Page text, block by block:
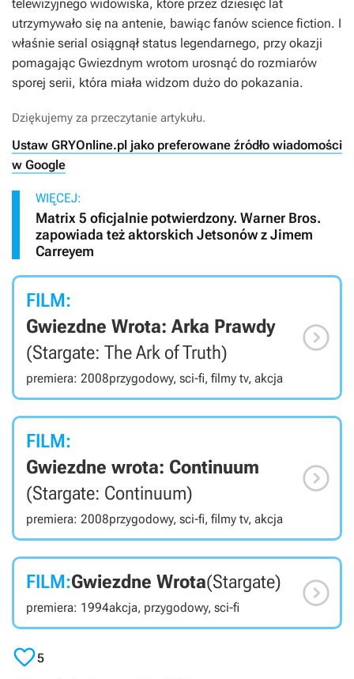
telewizyjnego widowiska, które przez dziesięć lat
utrzymywało się na antenie, bawiąc fanów science fiction. I
właśnie serial osiągnął status legendarnego, przy okazji
pomagając Gwiezdnym wrotom urosnąć do rozmiarów
sporej serii, która miała widzom dużo do pokazania.
Dziękujemy za przeczytanie artykułu.
Ustaw GRYOnline.pl jako preferowane źródło wiadomości
w Google
WIĘCEJ:
Matrix 5 oficjalnie potwierdzony. Warner Bros.
zapowiada też aktorskich Jetsonów z Jimem
Carreyem
FILM:
Gwiezdne Wrota: Arka Prawdy
(Stargate: The Ark of Truth)
premiera: 2008przygodowy, sci-fi, filmy tv, akcja

FILM:
Gwiezdne wrota: Continuum
(Stargate: Continuum)
premiera: 2008przygodowy, sci-fi, filmy tv, akcja

FILM:Gwiezdne Wrota(Stargate)
premiera: 1994akcja, przygodowy, sci-fi 
5